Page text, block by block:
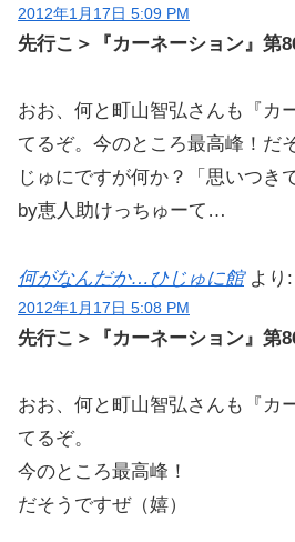
2012年1月17日 5:09 PM
先行こ＞『カーネーション』第
おお、何と町山智弘さんも『カ
てるぞ。今のところ最高峰！だ
じゅにですが何か？「思いつき
by恵人助けっちゅーて…
何がなんだか…ひじゅに館 より:
2012年1月17日 5:08 PM
先行こ＞『カーネーション』第
おお、何と町山智弘さんも『カ
てるぞ。
今のところ最高峰！
だそうですぜ（嬉）